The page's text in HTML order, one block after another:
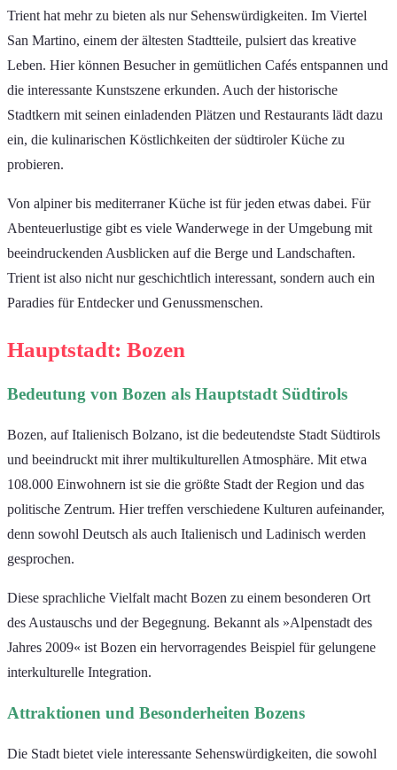
Trient hat mehr zu bieten als nur Sehenswürdigkeiten. Im Viertel
San Martino, einem der ältesten Stadtteile, pulsiert das kreative
Leben. Hier können Besucher in gemütlichen Cafés entspannen und
die interessante Kunstszene erkunden. Auch der historische
Stadtkern mit seinen einladenden Plätzen und Restaurants lädt dazu
ein, die kulinarischen Köstlichkeiten der südtiroler Küche zu
probieren.
Von alpiner bis mediterraner Küche ist für jeden etwas dabei. Für
Abenteuerlustige gibt es viele Wanderwege in der Umgebung mit
beeindruckenden Ausblicken auf die Berge und Landschaften.
Trient ist also nicht nur geschichtlich interessant, sondern auch ein
Paradies für Entdecker und Genussmenschen.
Hauptstadt: Bozen
Bedeutung von Bozen als Hauptstadt Südtirols
Bozen, auf Italienisch Bolzano, ist die bedeutendste Stadt Südtirols
und beeindruckt mit ihrer multikulturellen Atmosphäre. Mit etwa
108.000 Einwohnern ist sie die größte Stadt der Region und das
politische Zentrum. Hier treffen verschiedene Kulturen aufeinander,
denn sowohl Deutsch als auch Italienisch und Ladinisch werden
gesprochen.
Diese sprachliche Vielfalt macht Bozen zu einem besonderen Ort
des Austauschs und der Begegnung. Bekannt als »Alpenstadt des
Jahres 2009« ist Bozen ein hervorragendes Beispiel für gelungene
interkulturelle Integration.
Attraktionen und Besonderheiten Bozens
Die Stadt bietet viele interessante Sehenswürdigkeiten, die sowohl